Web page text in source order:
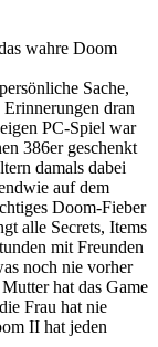
wahre Doom
Sache,
dran
PC-Spiel war
386er geschenkt
damals dabei
auf dem
Doom-Fieber
alle Secrets, Items
mit Freunden
noch nie vorher
hat das Game
Frau hat nie
II hat jeden